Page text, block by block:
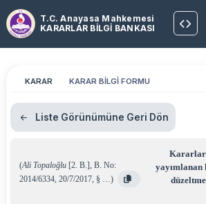
T.C. Anayasa Mahkemesi
KARARLAR BİLGİ BANKASI
KARAR KARAR BİLGİ FORMU
Liste Görünümüne Geri Dön
(Ali Topaloğlu [2. B.], B. No:
2014/6334, 20/7/2017, § …)
Kararlar